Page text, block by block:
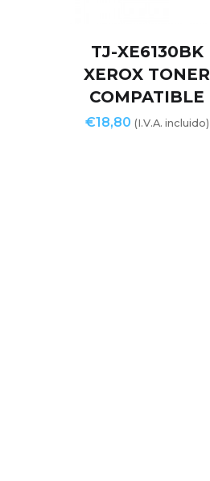
TJ-XE6130BK
XEROX TONER
COMPATIBLE
€18,80 (I.V.A. incluido)